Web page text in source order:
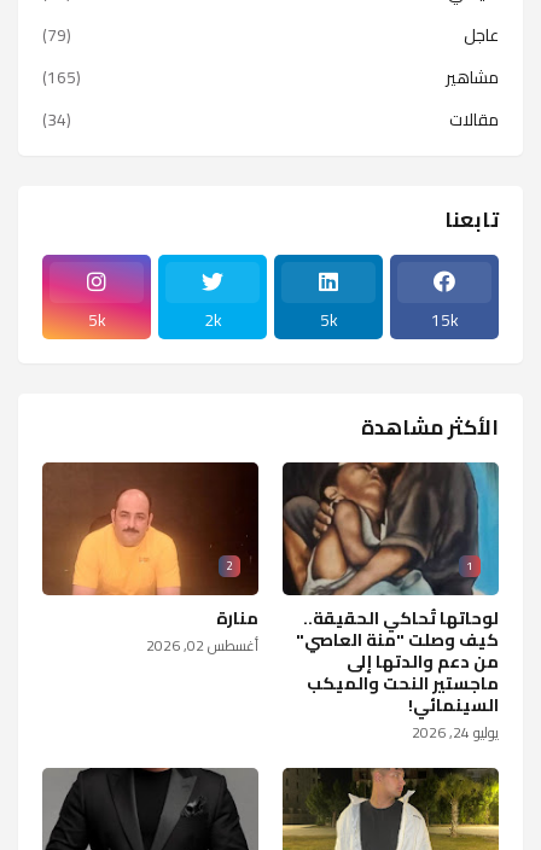
عاجل
(79)
مشاهير
(165)
مقالات
(34)
تابعنا
15k
5k
2k
5k
الأكثر مشاهدة
1
لوحاتها تُحاكي الحقيقة..
كيف وصلت "منة العاصي"
من دعم والدتها إلى
ماجستير النحت والميكب
السينمائي!
يوليو 24, 2026
2
منارة
أغسطس 02, 2026